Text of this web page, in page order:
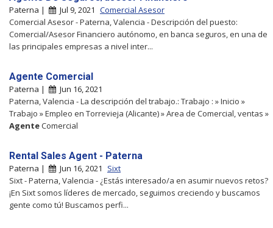
Paterna | Jul 9, 2021 Comercial Asesor
Comercial Asesor - Paterna, Valencia - Descripción del puesto:
Comercial/Asesor Financiero autónomo, en banca seguros, en una de
las principales empresas a nivel inter...
Agente Comercial
Paterna |
Jun 16, 2021
Paterna, Valencia - La descripción del trabajo.: Trabajo : » Inicio »
Trabajo » Empleo en Torrevieja (Alicante) » Area de Comercial, ventas »
AgenteComercial
Rental Sales Agent - Paterna
Paterna | Jun 16, 2021
Sixt
Sixt - Paterna, Valencia - ¿Estás interesado/a en asumir nuevos retos?
¡En Sixt somos líderes de mercado, seguimos creciendo y buscamos
gente como tú! Buscamos perfi...